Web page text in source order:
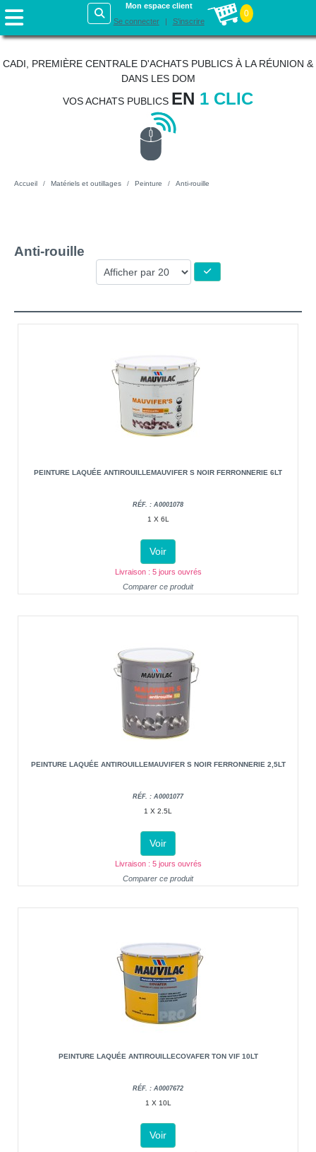
Mon espace client
Se connecter
S'inscrire
0
CADI, PREMIÈRE CENTRALE D'ACHATS PUBLICS À LA RÉUNION &
DANS LES DOM
VOS ACHATS PUBLICS EN 1 CLIC
Accueil Matériels et outillages Peinture Anti-rouille
Anti-rouille
PEINTURE LAQUÉE ANTIROUILLEMAUVIFER S NOIR FERRONNERIE 6LT
RÉF. : A0001078
1 X 6L
Voir
Livraison : 5 jours ouvrés
Comparer ce produit
PEINTURE LAQUÉE ANTIROUILLEMAUVIFER S NOIR FERRONNERIE 2,5LT
RÉF. : A0001077
1 X 2.5L
Voir
Livraison : 5 jours ouvrés
Comparer ce produit
PEINTURE LAQUÉE ANTIROUILLECOVAFER TON VIF 10LT
RÉF. : A0007672
1 X 10L
Voir